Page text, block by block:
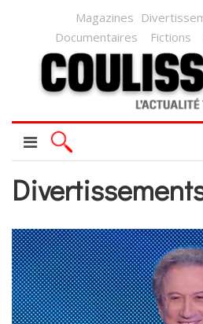
Magazines
Documentaires
Fictions